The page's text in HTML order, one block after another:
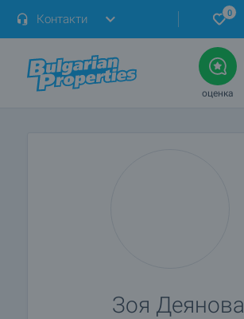
Контакти 0
оценка
Зоя Деянова